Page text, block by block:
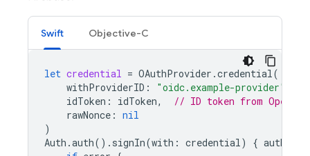
Swift Objective-C
let credential = OAuthProvider .credential(
withProviderID : "oidc.example-provider"
idToken : idToken,
// ID token from OpenID
rawNonce : nil
)
Auth .auth(). signIn(with : credential) {